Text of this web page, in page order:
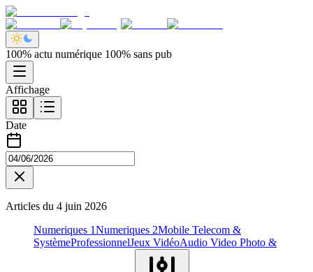
100% actu numérique 100% sans pub
Affichage
Date
Articles du 4 juin 2026
Numeriques 1Numeriques 2Mobile Telecom &
SystèmeProfessionnelJeux VidéoAudio Video Photo &